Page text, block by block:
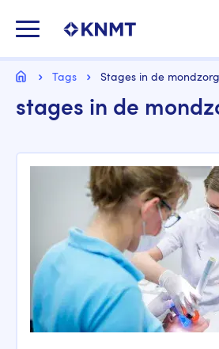
naar
gaanKruimelpad
HomeTags Stages in de
stages in de